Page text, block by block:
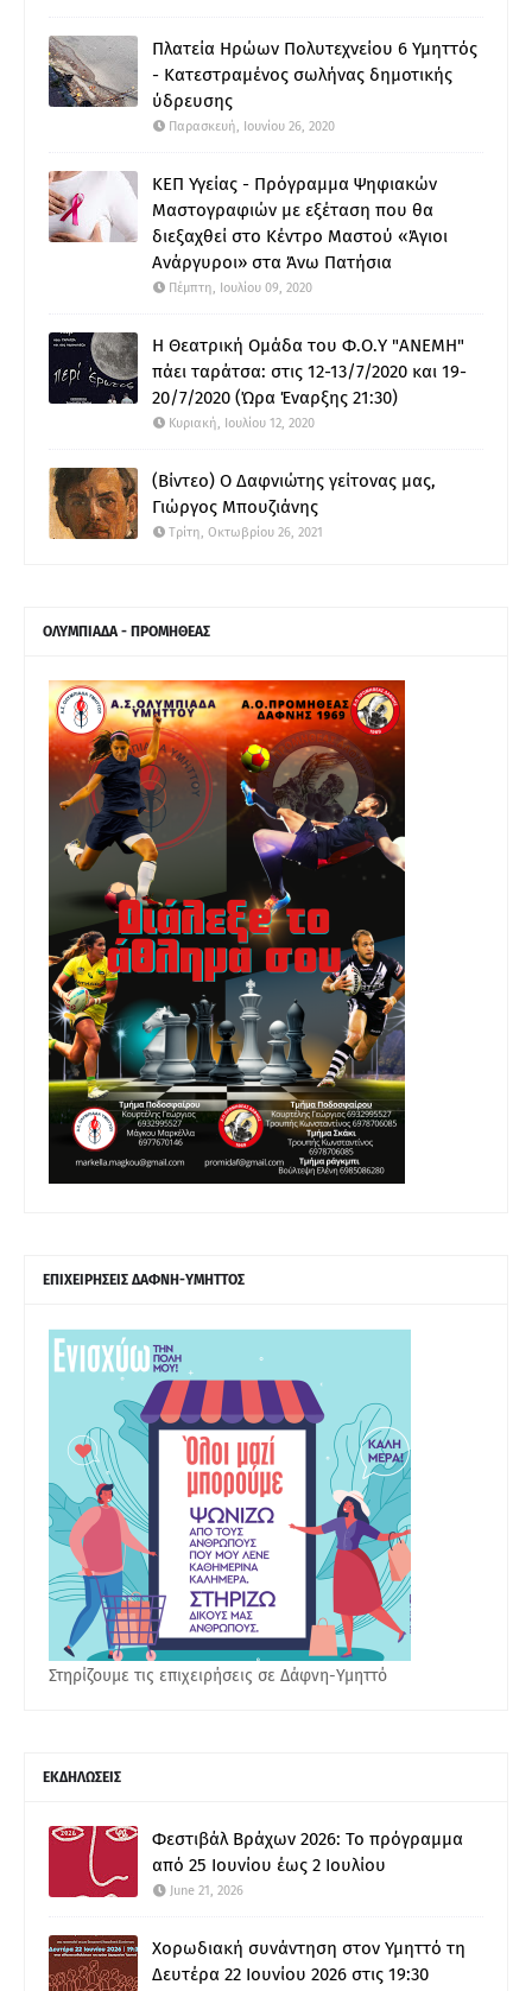
Πλατεία Ηρώων Πολυτεχνείου 6 Υμηττός
- Κατεστραμένος σωλήνας δημοτικής
ύδρευσης
Παρασκευή, Ιουνίου 26, 2020
ΚΕΠ Υγείας - Πρόγραμμα Ψηφιακών
Μαστογραφιών με εξέταση που θα
διεξαχθεί στο Κέντρο Μαστού «Άγιοι
Ανάργυροι» στα Άνω Πατήσια
Πέμπτη, Ιουλίου 09, 2020
Η Θεατρική Ομάδα του Φ.Ο.Υ "ΑΝΕΜΗ"
πάει ταράτσα: στις 12-13/7/2020 και 19-
20/7/2020 (Ώρα Έναρξης 21:30)
Κυριακή, Ιουλίου 12, 2020
(Βίντεο) Ο Δαφνιώτης γείτονας μας,
Γιώργος Μπουζιάνης
Τρίτη, Οκτωβρίου 26, 2021
ΟΛΥΜΠΙΑΔΑ - ΠΡΟΜΗΘΕΑΣ
ΕΠΙΧΕΙΡΗΣΕΙΣ ΔΑΦΝΗ-ΥΜΗΤΤΟΣ
Στηρίζουμε τις επιχειρήσεις σε Δάφνη-Υμηττό
ΕΚΔΗΛΩΣΕΙΣ
Φεστιβάλ Βράχων 2026: Το πρόγραμμα
από 25 Ιουνίου έως 2 Ιουλίου
June 21, 2026
Χορωδιακή συνάντηση στον Υμηττό τη
Δευτέρα 22 Ιουνίου 2026 στις 19:30